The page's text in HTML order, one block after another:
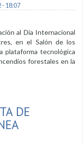
- 18:07
al Día Internacional
en el Salón de los
plataforma tecnológica
forestales en la
DE